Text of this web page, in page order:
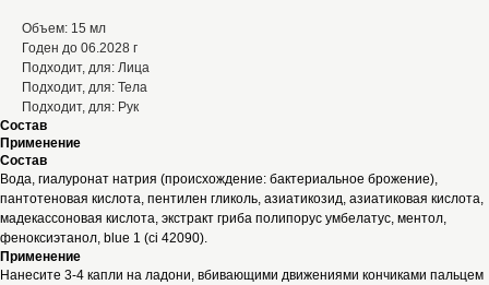
Объем: 15 мл
Годен до 06.2028 г
Подходит, для: Лица
Подходит, для: Тела
Подходит, для: Рук
Состав
Применение
Состав
Вода, гиалуронат натрия (происхождение: бактериальное брожение),
пантотеновая кислота, пентилен гликоль, азиатикозид, азиатиковая кислота,
мадекассоновая кислота, экстракт гриба полипорус умбелатус, ментол,
феноксиэтанол, blue 1 (ci 42090).
Применение
Нанесите 3-4 капли на ладони, вбивающими движениями кончиками пальцем